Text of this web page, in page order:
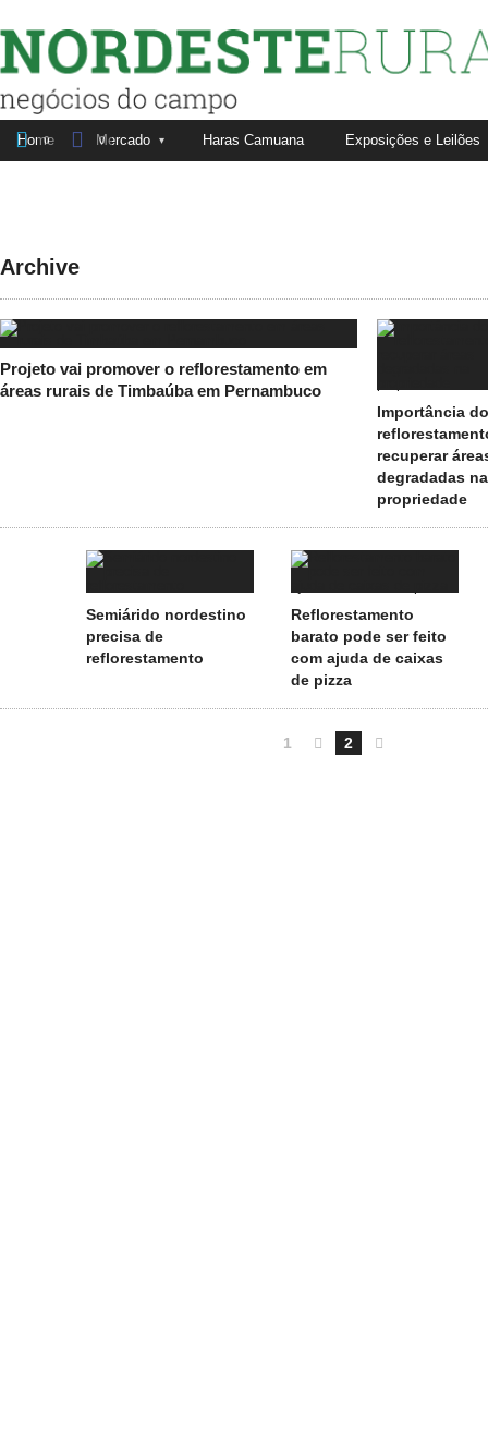
Nordeste Rural
 0  0
Fale conosco Anuncie aqui
Home Mercado Haras Camuana Exposições e Leilões
Archive
Projeto vai promover o reflorestamento em
áreas rurais de Timbaúba em Pernambuco
Importância do
recuperar
degradadas na
propriedade
Semiárido nordestino
precisa de
reflorestamento
Reflorestamento
barato pode ser feito
com ajuda de caixas
de pizza
1  2 